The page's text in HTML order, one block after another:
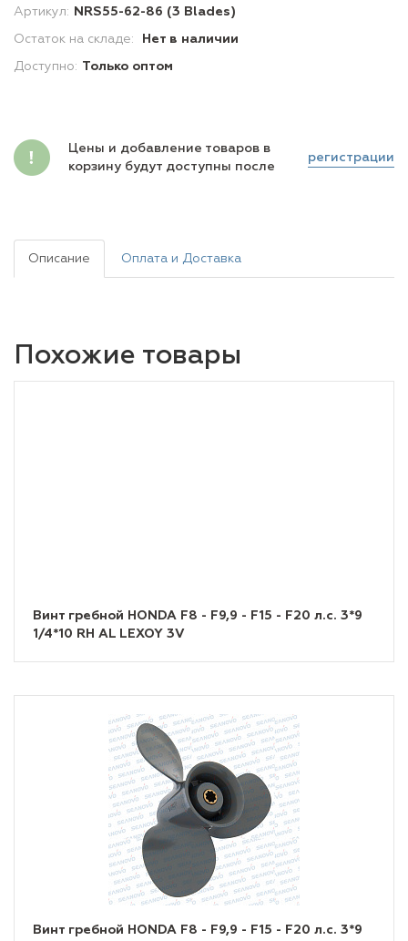
Артикул: NRS55-62-86 (3 Blades)
Остаток на складе: Нет в наличии
Доступно: Только оптом
Цены и добавление товаров в
корзину будут доступны после
регистрации
Описание Оплата и Доставка
Похожие товары
Винт гребной HONDA F8 - F9,9 - F15 - F20 л.с. 3*9
1/4*10 RH AL LEXOY 3V
Винт гребной HONDA F8 - F9,9 - F15 - F20 л.с. 3*9